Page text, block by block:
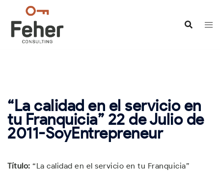
contenido
“La calidad en el servicio en
tu Franquicia” 22 de Julio de
2011-SoyEntrepreneur
Título: “La calidad en el servicio en tu Franquicia”